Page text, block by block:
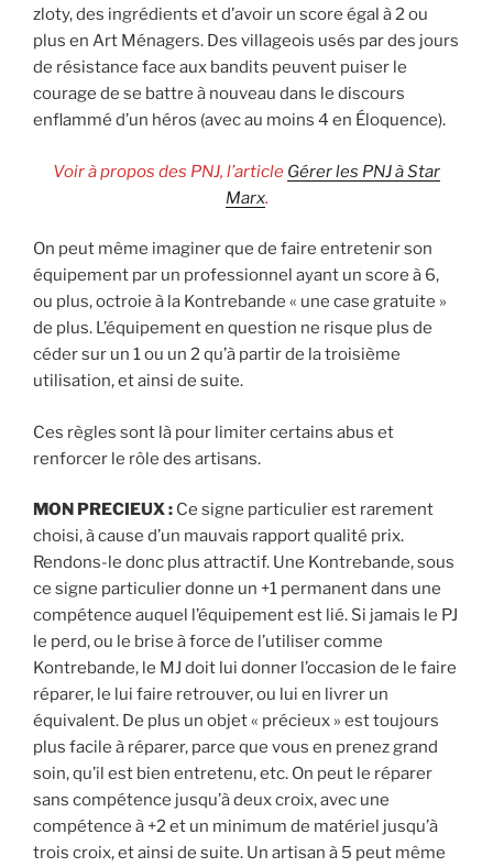
zloty, des ingrédients et d’avoir un score égal à 2 ou
plus en Art Ménagers. Des villageois usés par des jours
de résistance face aux bandits peuvent puiser le
courage de se battre à nouveau dans le discours
enflammé d’un héros (avec au moins 4 en Éloquence).
Voir à propos des PNJ, l’article Gérer les PNJ à Star
Marx.
On peut même imaginer que de faire entretenir son
équipement par un professionnel ayant un score à 6,
ou plus, octroie à la Kontrebande « une case gratuite »
de plus. L’équipement en question ne risque plus de
céder sur un 1 ou un 2 qu’à partir de la troisième
utilisation, et ainsi de suite.
Ces règles sont là pour limiter certains abus et
renforcer le rôle des artisans.
MON PRECIEUX : Ce signe particulier est rarement
choisi, à cause d’un mauvais rapport qualité prix.
Rendons-le donc plus attractif. Une Kontrebande, sous
ce signe particulier donne un +1 permanent dans une
compétence auquel l’équipement est lié. Si jamais le PJ
le perd, ou le brise à force de l’utiliser comme
Kontrebande, le MJ doit lui donner l’occasion de le faire
réparer, le lui faire retrouver, ou lui en livrer un
équivalent. De plus un objet « précieux » est toujours
plus facile à réparer, parce que vous en prenez grand
soin, qu’il est bien entretenu, etc. On peut le réparer
sans compétence jusqu’à deux croix, avec une
compétence à +2 et un minimum de matériel jusqu’à
trois croix, et ainsi de suite. Un artisan à 5 peut même